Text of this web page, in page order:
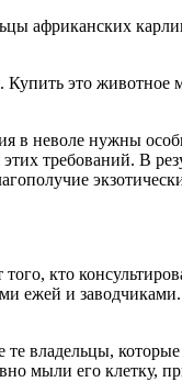
африканских
это животное
неволе нужны
требований. В
кто
ежей и
которые
мыли его клетку,